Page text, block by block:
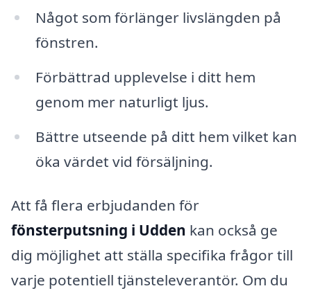
Något som förlänger livslängden på
fönstren.
Förbättrad upplevelse i ditt hem
genom mer naturligt ljus.
Bättre utseende på ditt hem vilket kan
öka värdet vid försäljning.
Att få flera erbjudanden för
fönsterputsning i Udden kan också ge
dig möjlighet att ställa specifika frågor till
varje potentiell tjänsteleverantör. Om du